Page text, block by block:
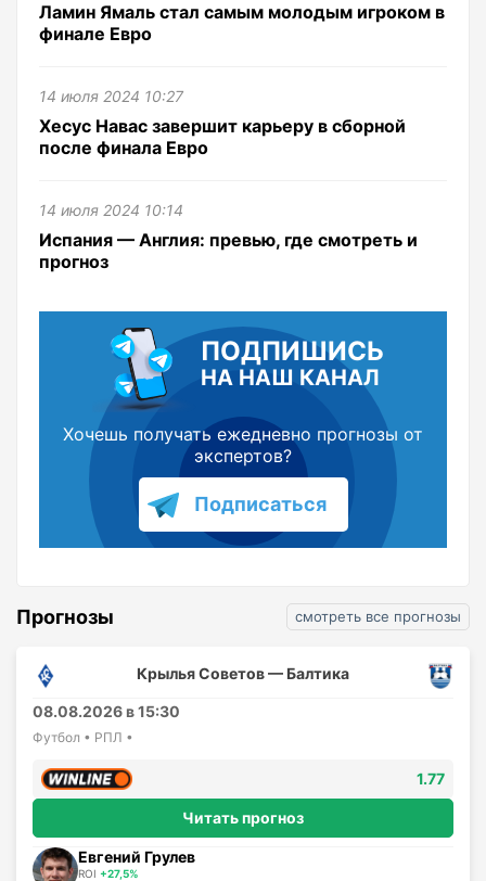
Ламин Ямаль стал самым молодым игроком в
финале Евро
14 июля 2024 10:27
Хесус Навас завершит карьеру в сборной
после финала Евро
14 июля 2024 10:14
Испания — Англия: превью, где смотреть и
прогноз
ПОДПИШИСЬ
НА НАШ КАНАЛ
Хочешь получать ежедневно прогнозы от
экспертов?
Подписаться
Прогнозы смотреть все прогнозы
Крылья Советов — Балтика
08.08.2026 в 15:30
Футбол • РПЛ •
1.77
Читать прогноз
Евгений Грулев
ROI +27,5%